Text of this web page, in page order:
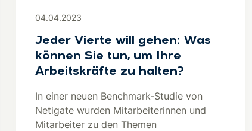
04.04.2023
Jeder Vierte will gehen: Was
können Sie tun, um Ihre
Arbeitskräfte zu halten?
In einer neuen Benchmark-Studie von
Netigate wurden Mitarbeiterinnen und
Mitarbeiter zu den Themen